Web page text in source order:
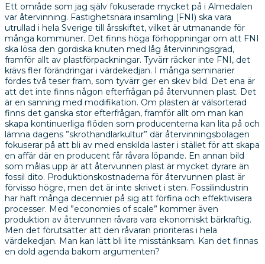
Ett område som jag själv fokuserade mycket på i Almedalen
var återvinning. Fastighetsnära insamling (FNI) ska vara
utrullad i hela Sverige till årsskiftet, vilket är utmanande för
många kommuner. Det finns höga förhoppningar om att FNI
ska lösa den gordiska knuten med låg återvinningsgrad,
framför allt av plastförpackningar. Tyvärr räcker inte FNI, det
krävs fler förändringar i värdekedjan. I många seminarier
fördes två teser fram, som tyvärr ger en skev bild. Det ena är
att det inte finns någon efterfrågan på återvunnen plast. Det
är en sanning med modifikation. Om plasten är välsorterad
finns det ganska stor efterfrågan, framför allt om man kan
skapa kontinuerliga flöden som producenterna kan lita på och
lämna dagens ”skrothandlarkultur” där återvinningsbolagen
fokuserar på att bli av med enskilda laster i stället för att skapa
en affär där en producent får råvara löpande. En annan bild
som målas upp är att återvunnen plast är mycket dyrare än
fossil dito. Produktionskostnaderna för återvunnen plast är
förvisso högre, men det är inte skrivet i sten. Fossilindustrin
har haft många decennier på sig att förfina och effektivisera
processer. Med ”economies of scale” kommer även
produktion av återvunnen råvara vara ekonomiskt bärkraftig.
Men det förutsätter att den råvaran prioriteras i hela
värdekedjan. Man kan lätt bli lite misstänksam. Kan det finnas
en dold agenda bakom argumenten?